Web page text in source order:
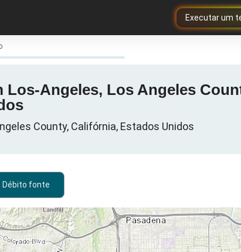
Executar um
Los-Angeles, Los Angeles
County, Califórnia, Estados Unidos
Débito fonte